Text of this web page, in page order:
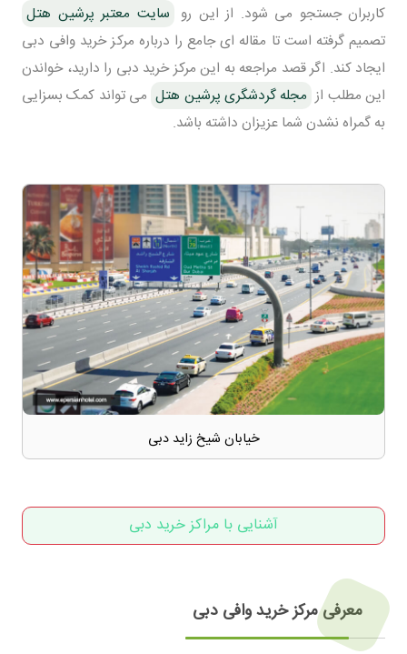
کاربران جستجو می شود. از این رو سایت معتبر پرشین هتل
تصمیم گرفته است تا مقاله ای جامع را درباره مرکز خرید وافی دبی
ایجاد کند. اگر قصد مراجعه به این مرکز خرید دبی را دارید، خواندن
این مطلب از مجله گردشگری پرشین هتل می تواند کمک بسزایی
به گمراه نشدن شما عزیزان داشته باشد.
خیابان شیخ زاید دبی
آشنایی با مراکز خرید دبی
معرفی مرکز خرید وافی دبی